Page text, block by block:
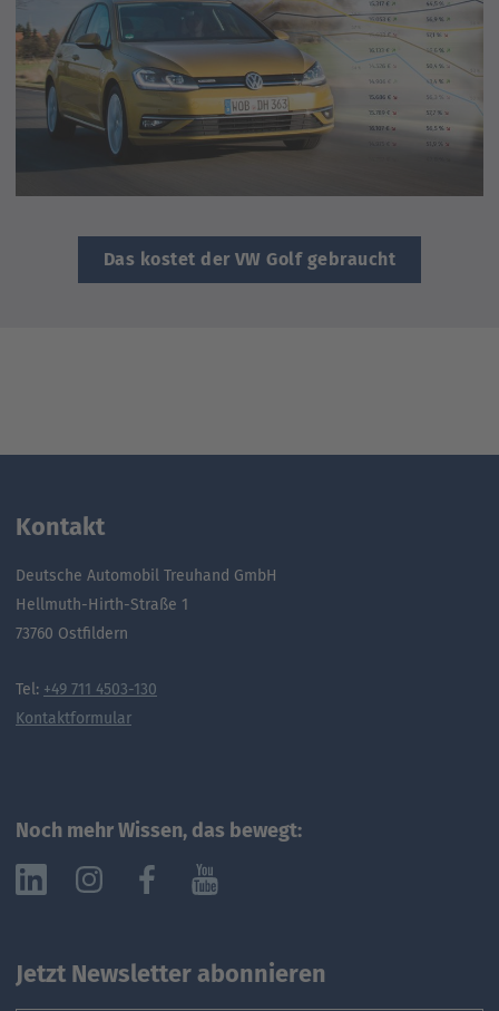
Das kostet der VW Golf gebraucht
Kontakt
Deutsche Automobil Treuhand GmbH
Hellmuth-Hirth-Straße 1
73760 Ostfildern
Tel: +49 711 4503-130
Kontaktformular
Noch mehr Wissen, das bewegt:
Jetzt Newsletter abonnieren